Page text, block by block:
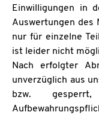
Einwilligungen in
Auswertungen des
nur für einzelne
ist leider nicht
Nach erfolgter
unverzüglich aus
bzw.